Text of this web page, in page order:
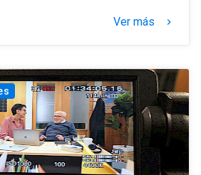
Ver más keyboard_arrow_right